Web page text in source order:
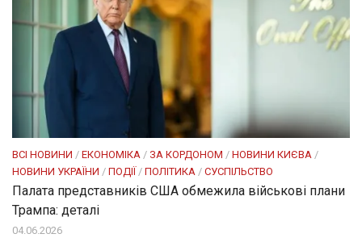
ВСІ НОВИНИ / ЕКОНОМІКА / ЗА КОРДОНОМ / НОВИНИ КИЄВА /
НОВИНИ УКРАЇНИ / ПОДІЇ / ПОЛІТИКА / СУСПІЛЬСТВО
Палата представників США обмежила військові плани
Трампа: деталі
04.06.2026